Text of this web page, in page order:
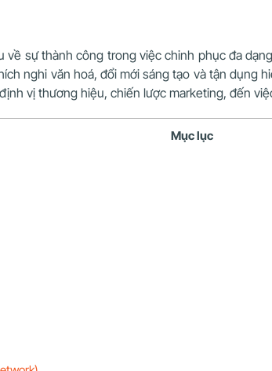
sự thành công trong việc chinh phục đa
nghi văn hoá, đổi mới sáng tạo và tận dụng
vị thương hiệu, chiến lược marketing, đến
Mục lục